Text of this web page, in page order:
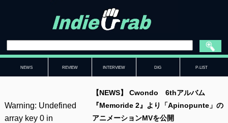
NEWS REVIEW INTERVIEW DIG P-LIST
Warning: Undefined
array key 0 in
【NEWS】 Cwondo 6thアルバム
『Memoride 2』より「Apinopunte」の
アニメーションMVを公開